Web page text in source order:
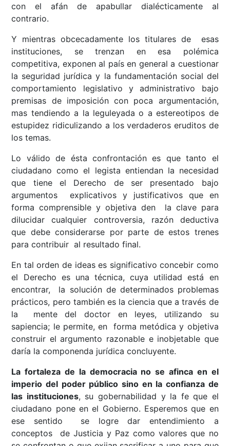
con el afán de apabullar dialécticamente al
contrario.
Y mientras obcecadamente los titulares de esas
instituciones, se trenzan en esa polémica
competitiva, exponen al país en general a cuestionar
la seguridad jurídica y la fundamentación social del
comportamiento legislativo y administrativo bajo
premisas de imposición con poca argumentación,
mas tendiendo a la leguleyada o a estereotipos de
estupidez ridiculizando a los verdaderos eruditos de
los temas.
Lo válido de ésta confrontación es que tanto el
ciudadano como el legista entiendan la necesidad
que tiene el Derecho de ser presentado bajo
argumentos explicativos y justificativos que en
forma comprensible y objetiva den la clave para
dilucidar cualquier controversia, razón deductiva
que debe considerarse por parte de estos trenes
para contribuir al resultado final.
En tal orden de ideas es significativo concebir como
el Derecho es una técnica, cuya utilidad está en
encontrar, la solución de determinados problemas
prácticos, pero también es la ciencia que a través de
la mente del doctor en leyes, utilizando su
sapiencia; le permite, en forma metódica y objetiva
construir el argumento razonable e inobjetable que
daría la componenda jurídica concluyente.
La fortaleza de la democracia no se afinca en el
imperio del poder público sino en la confianza de
las instituciones, su gobernabilidad y la fe que el
ciudadano pone en el Gobierno. Esperemos que en
ese sentido se logre dar entendimiento a
conceptos de Justicia y Paz como valores que no